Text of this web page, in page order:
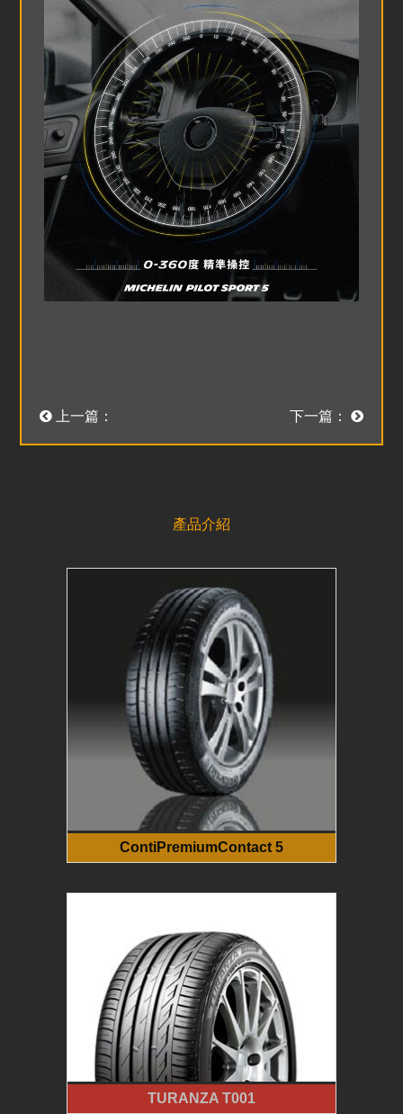
上一篇： 下一篇：
產品介紹
ContiPremiumContact 5
TURANZA T001